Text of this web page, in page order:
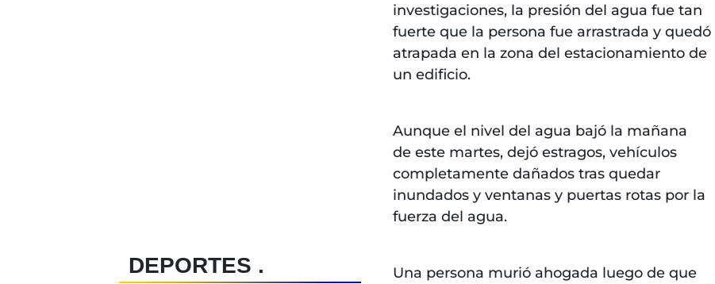
DEPORTES .
investigaciones, la presión del agua fue tan
fuerte que la persona fue arrastrada y quedó
atrapada en la zona del estacionamiento de
un edificio.
Aunque el nivel del agua bajó la mañana
de este martes, dejó estragos, vehículos
completamente dañados tras quedar
inundados y ventanas y puertas rotas por la
fuerza del agua.
Una persona murió ahogada luego de que